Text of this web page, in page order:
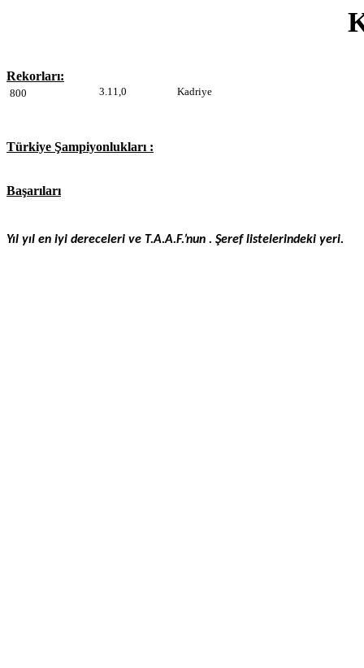
Rekorları:
800 3.11,0 Kadriye
Türkiye Şampiyonlukları :
Başarıları
Yıl yıl en iyi dereceleri ve T.A.A.F.’nun . Şeref listelerindeki yeri.